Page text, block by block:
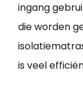
ingang
die worden
is veel